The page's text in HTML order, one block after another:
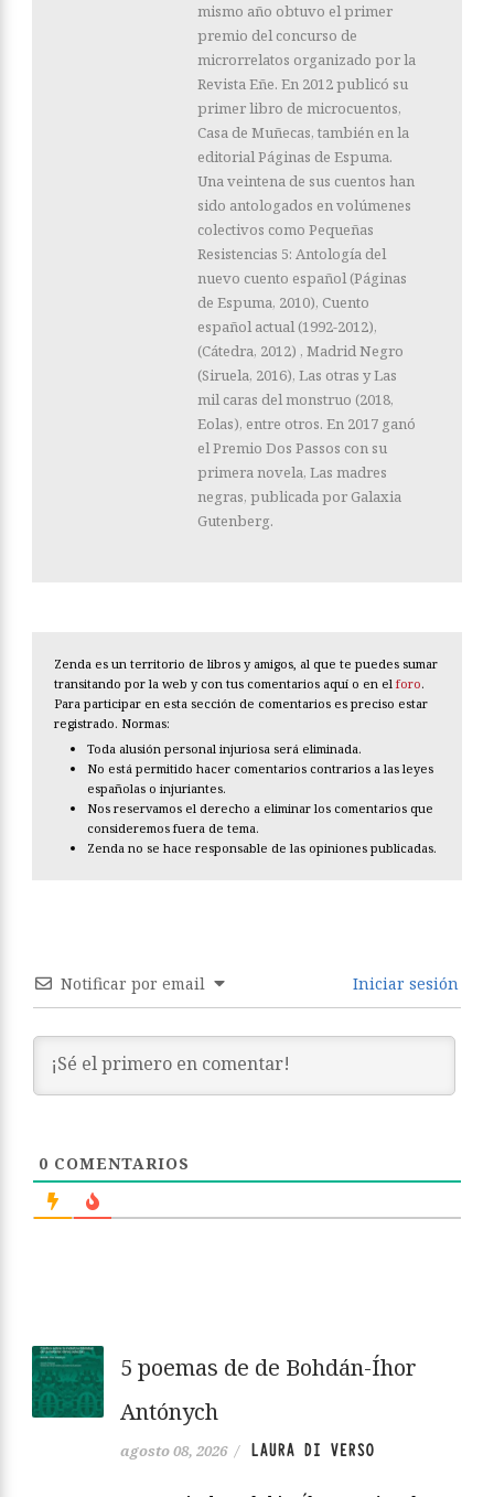
mismo año obtuvo el primer
premio del concurso de
microrrelatos organizado por la
Revista Eñe. En 2012 publicó su
primer libro de microcuentos,
Casa de Muñecas, también en la
editorial Páginas de Espuma.
Una veintena de sus cuentos han
sido antologados en volúmenes
colectivos como Pequeñas
Resistencias 5: Antología del
nuevo cuento español (Páginas
de Espuma, 2010), Cuento
español actual (1992-2012),
(Cátedra, 2012) , Madrid Negro
(Siruela, 2016), Las otras y Las
mil caras del monstruo (2018,
Eolas), entre otros. En 2017 ganó
el Premio Dos Passos con su
primera novela, Las madres
negras, publicada por Galaxia
Gutenberg.
Zenda es un territorio de libros y amigos, al que te puedes sumar
transitando por la web y con tus comentarios aquí o en el foro.
Para participar en esta sección de comentarios es preciso estar
registrado. Normas:
Toda alusión personal injuriosa será eliminada.
No está permitido hacer comentarios contrarios a las leyes
españolas o injuriantes.
Nos reservamos el derecho a eliminar los comentarios que
consideremos fuera de tema.
Zenda no se hace responsable de las opiniones publicadas.
Notificar por email Iniciar sesión
0 COMENTARIOS
5 poemas de de Bohdán-Íhor
Antónych
agosto 08, 2026 / LAURA DI VERSO